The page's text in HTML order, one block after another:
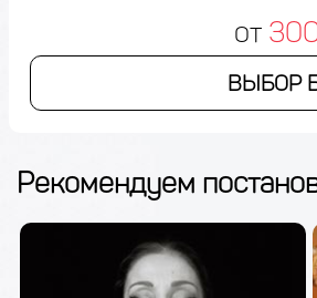
от
ВЫБОР
Рекомендуем